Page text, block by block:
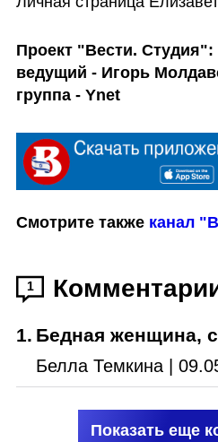
Проект "Вести.
ведущий - Игорь
группа - Ynet
Смотрите также канал
1
1. Бедная женщина,
Белла Темкина
Показать еще